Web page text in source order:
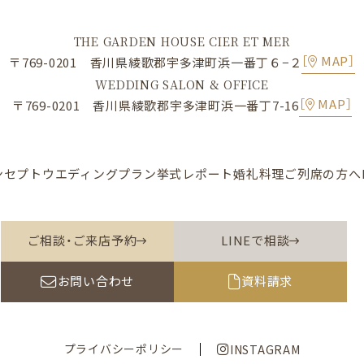
THE GARDEN HOUSE CIER ET MER
〒769-0201 香川県綾歌郡宇多津町浜一番丁６−２ ［ MAP］
WEDDING SALON & OFFICE
〒769-0201 香川県綾歌郡宇多津町浜一番丁7-16［ MAP］
プト ウエディングプラン挙式レポート婚礼料理ご列席の方へ
ご相談・ご来店予約 LINEで相談
お問い合わせ 資料請求
プライバシーポリシー INSTAGRAM